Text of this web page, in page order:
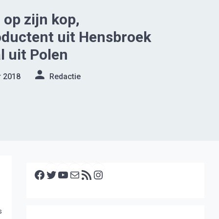
op zijn kop,
uit Hensbroek
uit Polen
2018 Redactie
Facebook Twitter YouTube E-mail RSS feed